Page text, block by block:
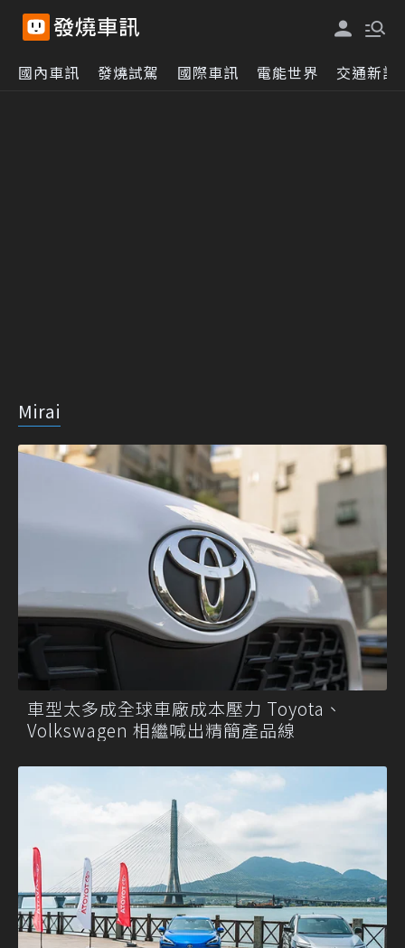
國內車訊 發燒試駕 國際車訊 電能世界 交通新訊
Mirai
車型太多成全球車廠成本壓力 Toyota、
Volkswagen 相繼喊出精簡產品線